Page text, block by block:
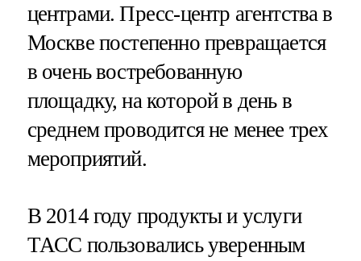
центрами. Пресс-центр агентства в
Москве постепенно превращается
в очень востребованную
площадку, на которой в день в
среднем проводится не менее трех
мероприятий.
В 2014 году продукты и услуги
ТАСС пользовались уверенным